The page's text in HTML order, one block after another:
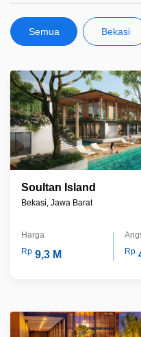
lingkungan, Summarecon
modern dengan sarana,
harmonis Dengan adanya 3
ditch, juga didukung
profesional
Semua Bekasi
Soultan Island
Bekasi, Jawa Barat
Harga
Rp 9,3 M
Rp